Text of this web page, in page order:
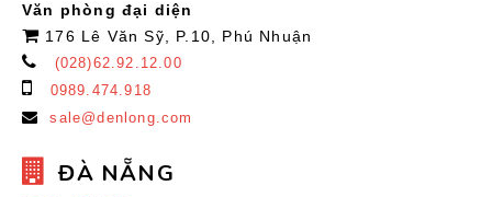
Văn phòng đại diện
176 Lê Văn Sỹ, P.10, Phú Nhuận
(028)62.92.12.00
0989.474.918
sale@denlong.com
ĐÀ NẴNG